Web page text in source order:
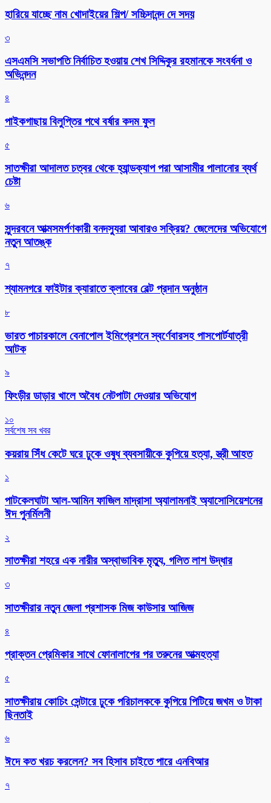
হারিয়ে যাচ্ছে নাম খোদাইয়ের শিল্প/ সচ্চিদানন্দ দে সদয়
৩
এসএমসি সভাপতি নির্বাচিত হওয়ায় শেখ সিদ্দিকুর রহমানকে সংবর্ধনা ও
অভিনন্দন
৪
পাইকগাছায় বিলুপ্তির পথে বর্ষার কদম ফুল
৫
সাতক্ষীরা আদালত চত্বর থেকে হ্যান্ডক্যাপ পরা আসামীর পালানোর ব্যর্থ
চেষ্টা
৬
সুন্দরবনে আত্মসমর্পণকারী বনদস্যুরা আবারও সক্রিয়? জেলেদের অভিযোগে
নতুন আতঙ্ক
৭
শ্যামনগরে ফাইটার ক্যারাতে ক্লাবের বেল্ট প্রদান অনুষ্ঠান
৮
ভারত পাচারকালে বেনাপোল ইমিগ্রেশনে স্বর্ণেবারসহ পাসপোর্টযাত্রী
আটক
৯
ফিংড়ীর ডাড়ার খালে অবৈধ নেটপাটা দেওয়ার অভিযোগ
১০
সর্বশেষ সব খবর
কয়রায় সিঁধ কেটে ঘরে ঢুকে ওষুধ ব্যবসায়ীকে কুপিয়ে হত্যা, স্ত্রী আহত
১
পাটকেলঘাটা আল-আমিন ফাজিল মাদ্রাসা অ্যালামনাই অ্যাসোসিয়েশনের
ঈদ পুনর্মিলনী
২
সাতক্ষীরা শহরে এক নারীর অস্বাভাবিক মৃত্যু, গলিত লাশ উদ্ধার
৩
সাতক্ষীরার নতুন জেলা প্রশাসক মিজ কাউসার আজিজ
৪
প্রাক্তন প্রেমিকার সাথে ফোনালাপের পর তরুনের আত্মহত্যা
৫
সাতক্ষীরায় কোচিং সেন্টারে ঢুকে পরিচালককে কুপিয়ে পিটিয়ে জখম ও টাকা
ছিনতাই
৬
ঈদে কত খরচ করলেন? সব হিসাব চাইতে পারে এনবিআর
৭